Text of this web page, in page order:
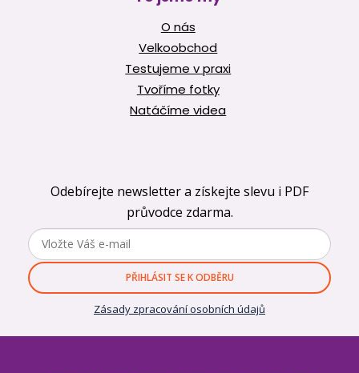
O nás
Velkoobchod
Testujeme v praxi
Tvoříme fotky
Natáčíme videa
Odebírejte newsletter a získejte slevu i PDF
průvodce zdarma.
PŘIHLÁSIT SE K ODBĚRU
Zásady zpracování osobních údajů